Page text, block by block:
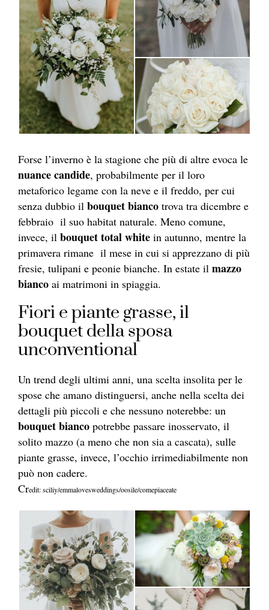
Forse l’inverno è la stagione che più di altre evoca le
nuance candide, probabilmente per il loro
metaforico legame con la neve e il freddo, per cui
senza dubbio il bouquet bianco trova tra dicembre e
febbraio il suo habitat naturale. Meno comune,
invece, il bouquet total white in autunno, mentre la
primavera rimane il mese in cui si apprezzano di più
fresie, tulipani e peonie bianche. In estate il mazzo
bianco ai matrimoni in spiaggia.
Fiori e piante grasse, il
bouquet della sposa
unconventional
Un trend degli ultimi anni, una scelta insolita per le
spose che amano distinguersi, anche nella scelta dei
dettagli più piccoli e che nessuno noterebbe: un
bouquet bianco potrebbe passare inosservato, il
solito mazzo (a meno che non sia a cascata), sulle
piante grasse, invece, l’occhio irrimediabilmente non
può non cadere.
Credit: sciliy/emmalovesweddings/oosile/comepiaceate